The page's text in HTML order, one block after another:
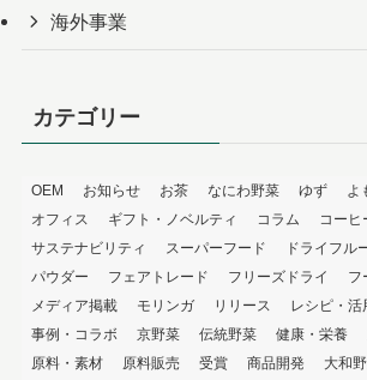
海外事業
カテゴリー
OEM お知らせ お茶 なにわ野菜 ゆず よ
オフィス
ギフト・ノベルティ コラム
コーヒ
サステナビリティ
スーパーフード ドライフル
パウダー
フェアトレード フリーズドライ
フ
メディア掲載
モリンガ リリース レシピ・活
事例・コラボ
京野菜 伝統野菜 健康・栄養
原料・素材
原料販売 受賞 商品開発 大和